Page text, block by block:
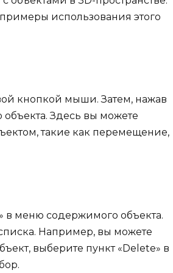
использования этого
кнопкой мыши. Затем, нажав
Здесь вы можете
такие как перемещение,
в меню содержимого объекта.
Например, вы можете
выберите пункт «Delete» в